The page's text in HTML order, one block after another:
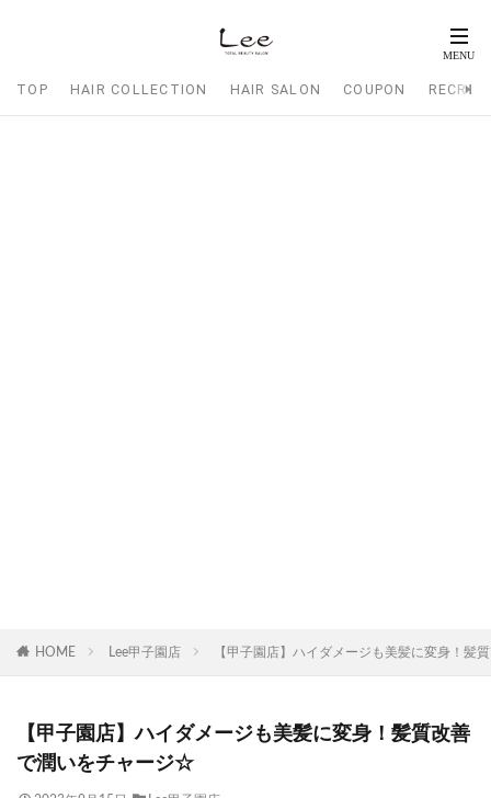
TOP HAIR COLLECTION HAIR SALON COUPON
HOME Lee甲子園店 【甲子園店】ハイダメージも美髪に変身！髪
【甲子園店】ハイダメージも美髪に変身！髪質改善
で潤いをチャージ☆